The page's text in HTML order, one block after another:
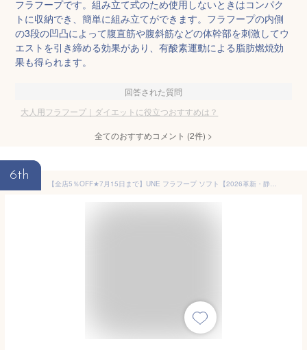
フラフープです。組み立て式のため使用しないときはコンパク
トに収納でき、簡単に組み立てができます。フラフープの内側
の3段の凹凸によって腹直筋や腹斜筋などの体幹部を刺激してウ
エストを引き締める効果があり、有酸素運動による脂肪燃焼効
果も得られます。
回答された質問
大人用フラフープ｜ダイエットに役立つおすすめは？
全てのおすすめコメント (2件) >
6th
【全店5％OFF★7月15日まで】UNE フラフープ ソフト【2026革新・静音式】1.3kg 大人 ソフトフラフープスプリング 1.9m ダイエット 運動器具 折りたたみ フィットネス 腰回し 有酸素運動 筋トレ ウエスト/背中/脚/胸エクササイズ 室内/室外 男女兼用